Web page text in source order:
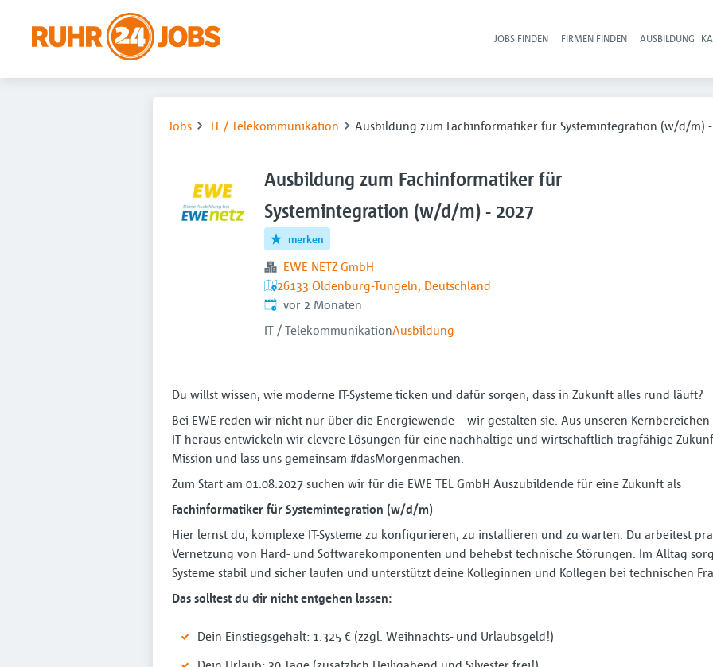
JOBS FINDEN FIRMEN FINDEN AUSBILDUNG
Jobs IT / Telekommunikation Ausbildung zum Fachinformatiker für Systemintegration (w/d/m) -
Ausbildung zum Fachinformatiker für
Systemintegration (w/d/m) - 2027
merken
EWE NETZ GmbH
26133 Oldenburg-Tungeln, Deutschland
Veröffentlicht:
vor 2 Monaten
IT / TelekommunikationAusbildung
Du willst wissen, wie moderne IT-Systeme ticken und dafür sorgen, dass in Zukunft alles rund läuft?
Bei EWE reden wir nicht nur über die Energiewende – wir gestalten sie. Aus unseren
IT heraus entwickeln wir clevere Lösungen für eine nachhaltige und wirtschaftlich tragfähige
Mission und lass uns gemeinsam #dasMorgenmachen.
Zum Start am 01.08.2027 suchen wir für die EWE TEL GmbH Auszubildende für eine Zukunft als
Fachinformatiker für Systemintegration (w/d/m)
Hier lernst du, komplexe IT-Systeme zu konfigurieren, zu installieren und zu warten. Du arbeitest
Vernetzung von Hard- und Softwarekomponenten und behebst technische Störungen. Im Alltag
Systeme stabil und sicher laufen und unterstützt deine Kolleginnen und Kollegen bei technischen
Das solltest du dir nicht entgehen lassen:
Dein Einstiegsgehalt: 1.325 € (zzgl. Weihnachts- und Urlaubsgeld!)